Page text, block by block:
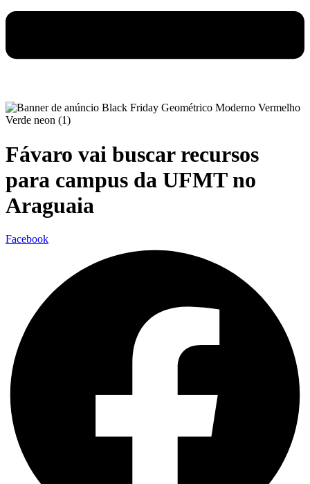
Fávaro vai buscar recursos
para campus da UFMT no
Araguaia
Facebook